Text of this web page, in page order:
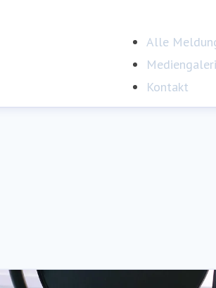
Alle
Kontakt